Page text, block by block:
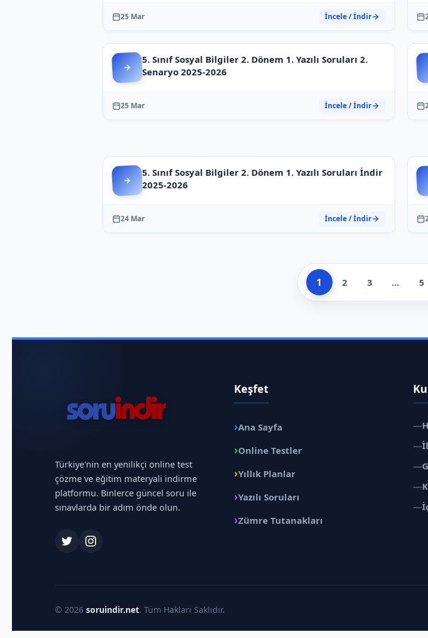
25 Mar İncele / İndir
5. Sınıf Sosyal Bilgiler 2. Dönem 1. Yazılı Soruları 2.
Senaryo 2025-2026
25 Mar İncele / İndir
5. Sınıf Sosyal Bilgiler 2. Dönem 1. Yazılı Soruları İndir
2025-2026
24 Mar İncele / İndir
1 2 3 … 5
Türkiye'nin en yenilikçi online test
çözme ve eğitim materyali indirme
platformu. Binlerce güncel soru ile
sınavlarda bir adım önde olun.
Keşfet
›Ana Sayfa
›Online Testler
›Yıllık Planlar
›Yazılı Soruları
›Zümre Tutanakları
—
—
—
—
—
© 2026 soruindir.net. Tüm Hakları Saklıdır.